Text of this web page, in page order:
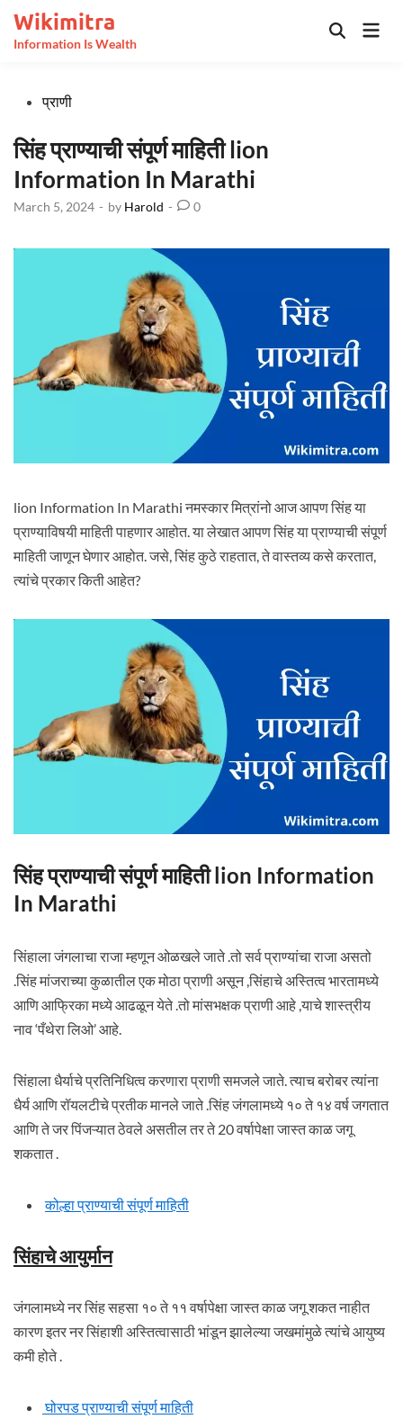
content
Wikimitra
Information Is Wealth
Open
Postedप्राणी
सिंह प्राण्याची संपूर्ण माहिती lion
Information In Marathi
March 5, 2024 - by Harold - 0
lion Information In Marathi नमस्कार मित्रांनो आज आपण सिंह या
प्राण्याविषयी माहिती पाहणार आहोत. या लेखात आपण सिंह या प्राण्याची संपूर्ण
माहिती जाणून घेणार आहोत. जसे, सिंह कुठे राहतात, ते वास्तव्य कसे करतात,
त्यांचे प्रकार किती आहेत?
सिंह प्राण्याची संपूर्ण माहिती lion Information
In Marathi
सिंहाला जंगलाचा राजा म्हणून ओळखले जाते .तो सर्व प्राण्यांचा राजा असतो
.सिंह मांजराच्या कुळातील एक मोठा प्राणी असून ,सिंहाचे अस्तित्व भारतामध्ये
आणि आफ्रिका मध्ये आढळून येते .तो मांसभक्षक प्राणी आहे ,याचे शास्त्रीय
नाव ‘पँथेरा लिओ’ आहे.
सिंहाला धैर्याचे प्रतिनिधित्व करणारा प्राणी समजले जाते. त्याच बरोबर त्यांना
धैर्य आणि रॉयलटीचे प्रतीक मानले जाते .सिंह जंगलामध्ये १० ते १४ वर्ष जगतात
आणि ते जर पिंजऱ्यात ठेवले असतील तर ते 20 वर्षापेक्षा जास्त काळ जगू
शकतात .
कोल्हा प्राण्याची संपूर्ण माहिती
सिंहाचे आयुर्मान
जंगलामध्ये नर सिंह सहसा १० ते ११ वर्षापेक्षा जास्त काळ जगू शकत नाहीत
कारण इतर नर सिंहाशी अस्तित्वासाठी भांडून झालेल्या जखमांमुळे त्यांचे आयुष्य
कमी होते .
घोरपड प्राण्याची संपूर्ण माहिती